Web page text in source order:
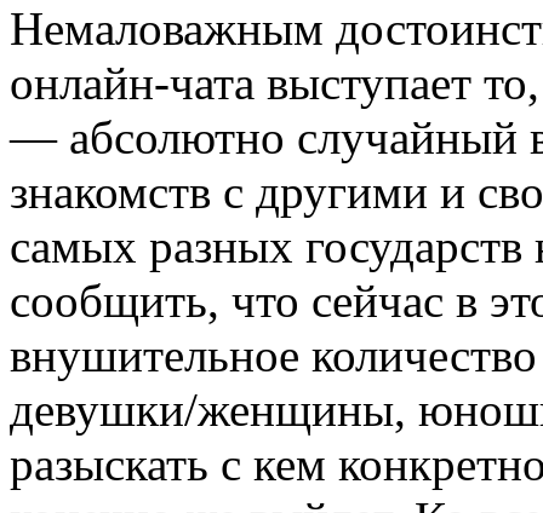
Немаловажным
онлайн-чата выступает
— абсолютно случайный
знакомств с другими и
самых разных
сообщить, что сейчас в
внушительное
девушки/женщины,
разыскать с кем